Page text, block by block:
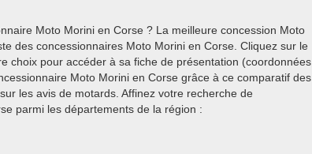
Moto Morini en Corse ? La meilleure concession Moto
des concessionnaires Moto Morini en Corse. Cliquez sur le
choix pour accéder à sa fiche de présentation (coordonnées,
Moto Morini en Corse grâce à ce comparatif des
les avis de motards. Affinez votre recherche de
parmi les départements de la région :